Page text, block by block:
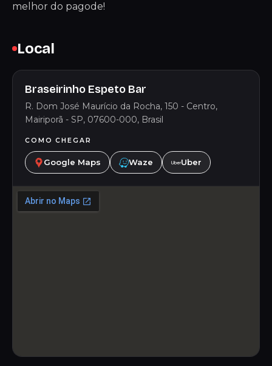
melhor do pagode!
Local
Braseirinho Espeto Bar
R. Dom José Maurício da Rocha, 150 - Centro,
Mairiporã - SP, 07600-000, Brasil
COMO CHEGAR
Google Maps Waze Uber